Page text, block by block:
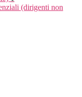
(dirigenti non